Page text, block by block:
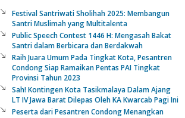
Festival Santriwati Sholihah 2025: Membangun
Santri Muslimah yang Multitalenta
Public Speech Contest 1446 H: Mengasah Bakat
Santri dalam Berbicara dan Berdakwah
Raih Juara Umum Pada Tingkat Kota, Pesantren
Condong Siap Ramaikan Pentas PAI Tingkat
Provinsi Tahun 2023
Sah! Kontingen Kota Tasikmalaya Dalam Ajang
LT IV Jawa Barat Dilepas Oleh KA Kwarcab Pagi Ini
Peserta dari Pesantren Condong Menangkan